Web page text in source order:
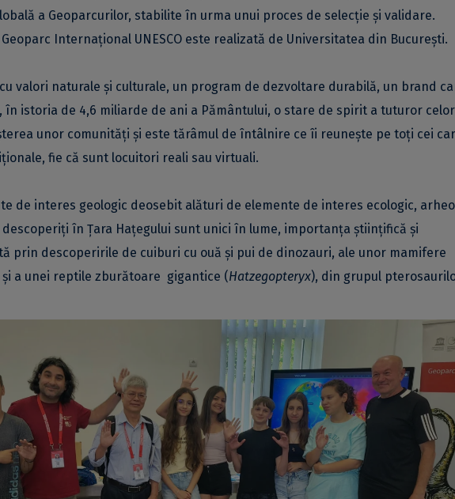
a Geoparcurilor, stabilite în urma unui proces de selecţie şi validare.
Internațional UNESCO este realizată de Universitatea din Bucureşti.
valori naturale şi culturale, un program de dezvoltare durabilă, un brand
istoria de 4,6 miliarde de ani a Pământului, o stare de spirit a tuturor
unor comunităţi şi este tărâmul de întâlnire ce îi reuneşte pe toţi cei
fie că sunt locuitori reali sau virtuali.
de interes geologic deosebit alături de elemente de interes ecologic,
în Ţara Hațegului sunt unici în lume, importanța științifică și
prin descoperirile de cuiburi cu ouă și pui de dinozauri, ale unor mamifere
a unei reptile zburătoare gigantice (Hatzegopteryx), din grupul